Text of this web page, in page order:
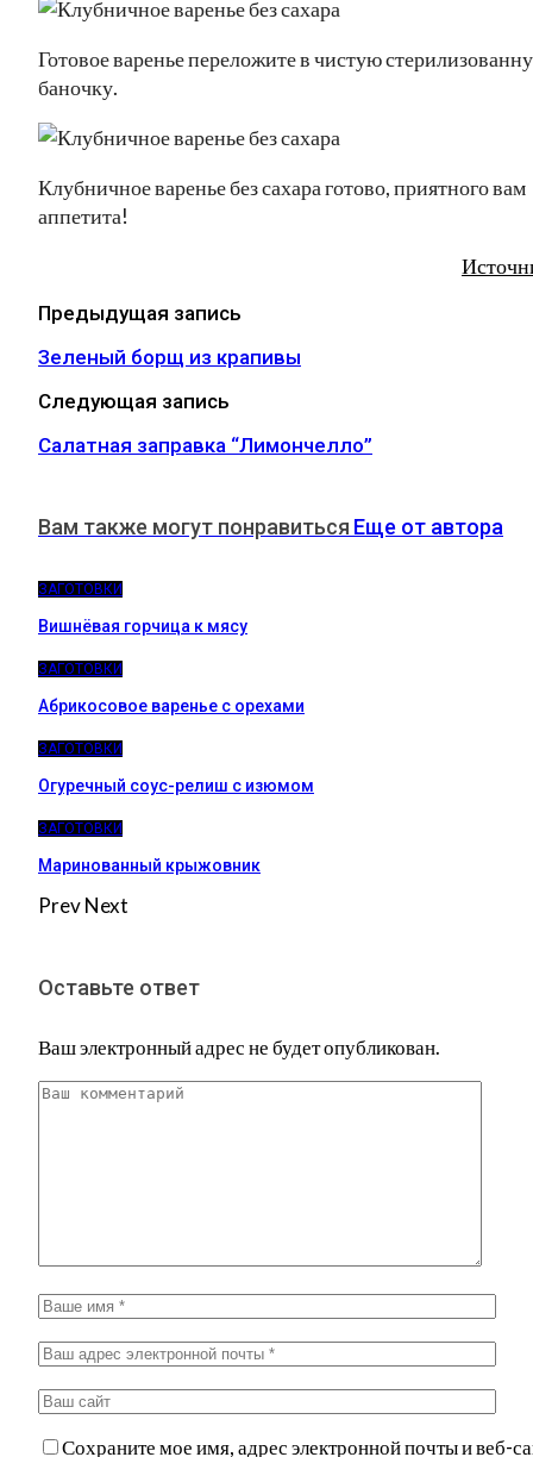
Готовое варенье переложите в чистую
баночку.
Клубничное варенье без сахара готово, приятного вам
аппетита!
Предыдущая запись
Зеленый борщ из крапивы
Следующая запись
Салатная заправка “Лимончелло”
Вам также могут понравиться Еще от автора
ЗАГОТОВКИ
Вишнёвая горчица к мясу
ЗАГОТОВКИ
Абрикосовое варенье с орехами
ЗАГОТОВКИ
Огуречный соус-релиш с изюмом
ЗАГОТОВКИ
Маринованный крыжовник
PrevNext
Оставьте ответ
Ваш электронный адрес не будет опубликован.
Сохраните мое имя, адрес электронной почты и веб-